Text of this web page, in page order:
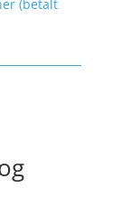
(betalt